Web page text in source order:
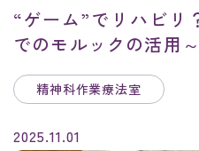
“ゲーム”でリハビリ
でのモルックの活用～
精神科作業療法室
2025.11.01